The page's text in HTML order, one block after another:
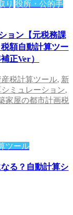
り 役所・公的手
ョン【元税務課
額自動計算ツー
正Ver）
産税計算ツール, 新
ミュレーション,
家屋の都市計画税
ツール
る？自動計算シ